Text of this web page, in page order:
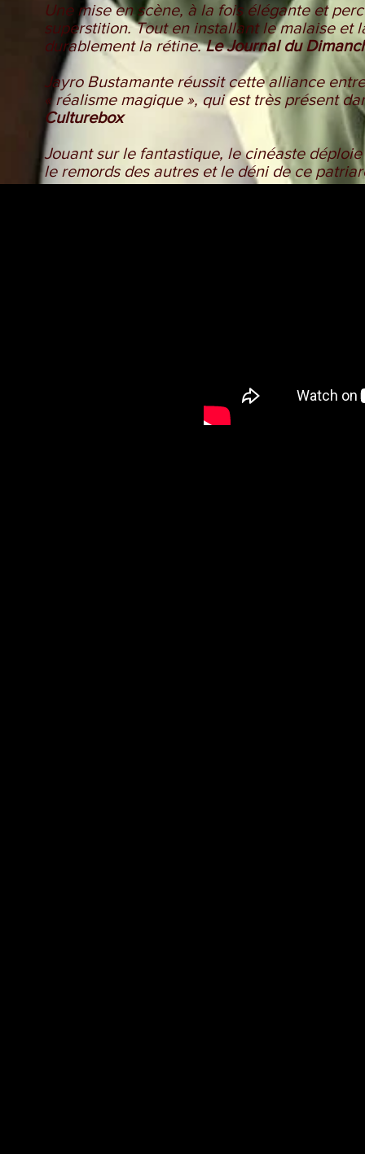
Une mise en scène, à la fois élégante et
superstition. Tout en installant le malaise et
durablement la rétine.Le Journal du
Jayro Bustamante réussit cette alliance
« réalisme magique », qui est très présent
Culturebox
Jouant sur le fantastique, le cinéaste
le remords des autres et le déni de ce